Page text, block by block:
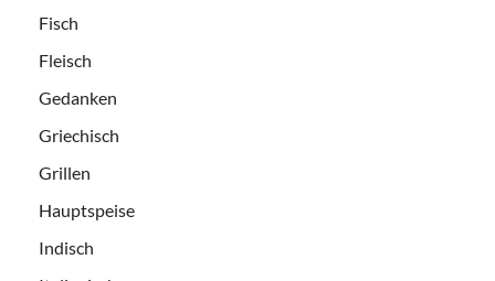
Fisch
Fleisch
Gedanken
Griechisch
Grillen
Hauptspeise
Indisch